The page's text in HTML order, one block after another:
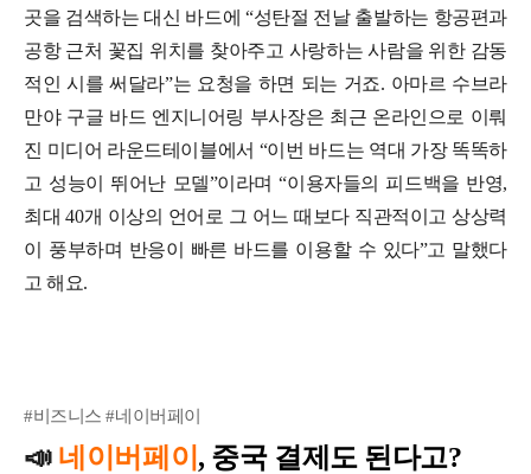
곳을 검색하는 대신 바드에 “성탄절 전날 출발하는 항공편과
공항 근처 꽃집 위치를 찾아주고 사랑하는 사람을 위한 감동
적인 시를 써달라”는 요청을 하면 되는 거죠. 아마르 수브라
만야 구글 바드 엔지니어링 부사장은 최근 온라인으로 이뤄
진 미디어 라운드테이블에서 “이번 바드는 역대 가장 똑똑하
고 성능이 뛰어난 모델”이라며 “이용자들의 피드백을 반영,
최대 40개 이상의 언어로 그 어느 때보다 직관적이고 상상력
이 풍부하며 반응이 빠른 바드를 이용할 수 있다”고 말했다
고 해요.
#비즈니스 #네이버페이
📣 네이버페이 , 중국 결제도 된다고?